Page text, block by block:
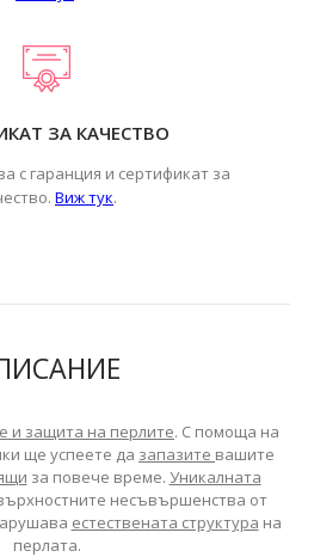
ЗА КАЧЕСТВО
с гаранция и сертификат за
Виж тук.
и защита на перлите. С помоща на
ще успеете да запазите вашите
за повече време. Уникалната
несъвършенства от
естествената структура на
перлата.